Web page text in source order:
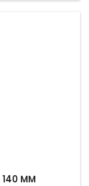
140 MM